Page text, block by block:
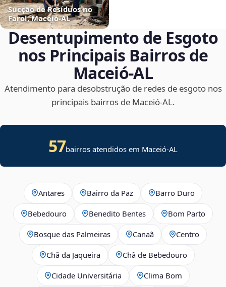
Sucção de Resíduos no
Farol, Maceió‑AL
Desentupimento de Esgoto
nos Principais Bairros de
Maceió‑AL
Atendimento para desobstrução de redes de esgoto nos
principais bairros de Maceió‑AL.
57bairros atendidos em Maceió-AL
Antares Bairro da Paz Barro Duro
Bebedouro Benedito Bentes Bom Parto
Bosque das Palmeiras Canaã Centro
Chã da Jaqueira Chã de Bebedouro
Cidade Universitária Clima Bom